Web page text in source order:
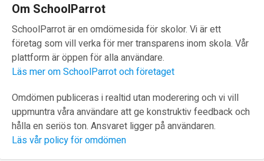
Om SchoolParrot
SchoolParrot är en omdömesida för skolor. Vi är ett
företag som vill verka för mer transparens inom skola. Vår
plattform är öppen för alla användare.
Läs mer om SchoolParrot och företaget
Omdömen publiceras i realtid utan moderering och vi vill
uppmuntra våra användare att ge konstruktiv feedback och
hålla en seriös ton. Ansvaret ligger på användaren.
Läs vår policy för omdömen